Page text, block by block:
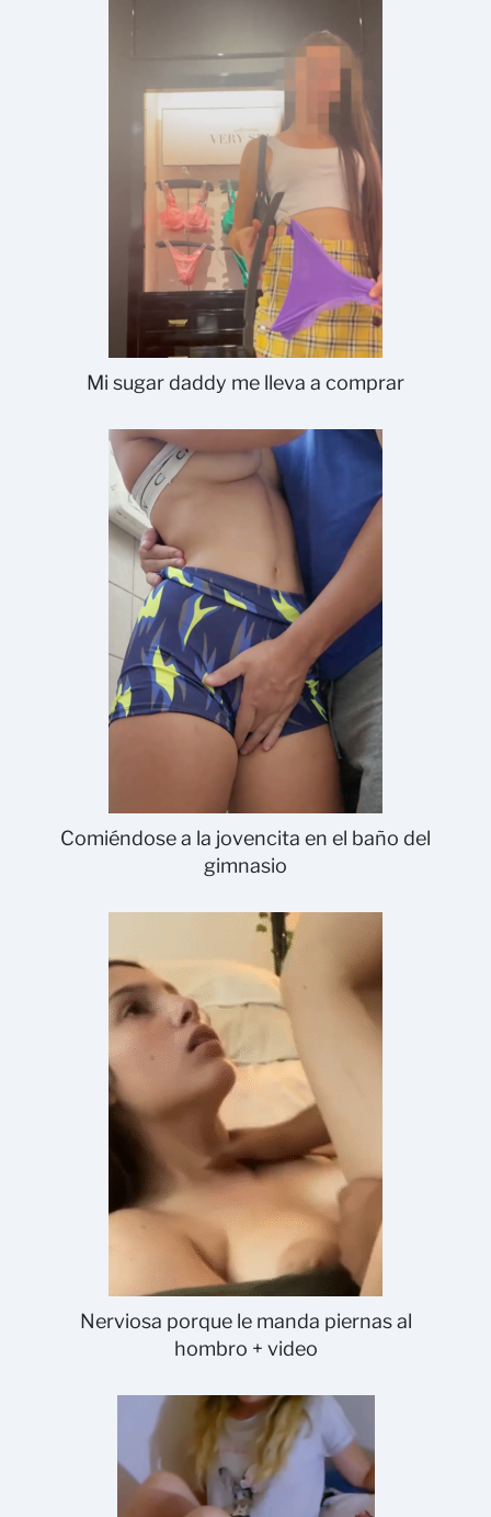
Mi sugar daddy me lleva a comprar
Comiéndose a la jovencita en el baño del
gimnasio
Nerviosa porque le manda piernas al
hombro + video